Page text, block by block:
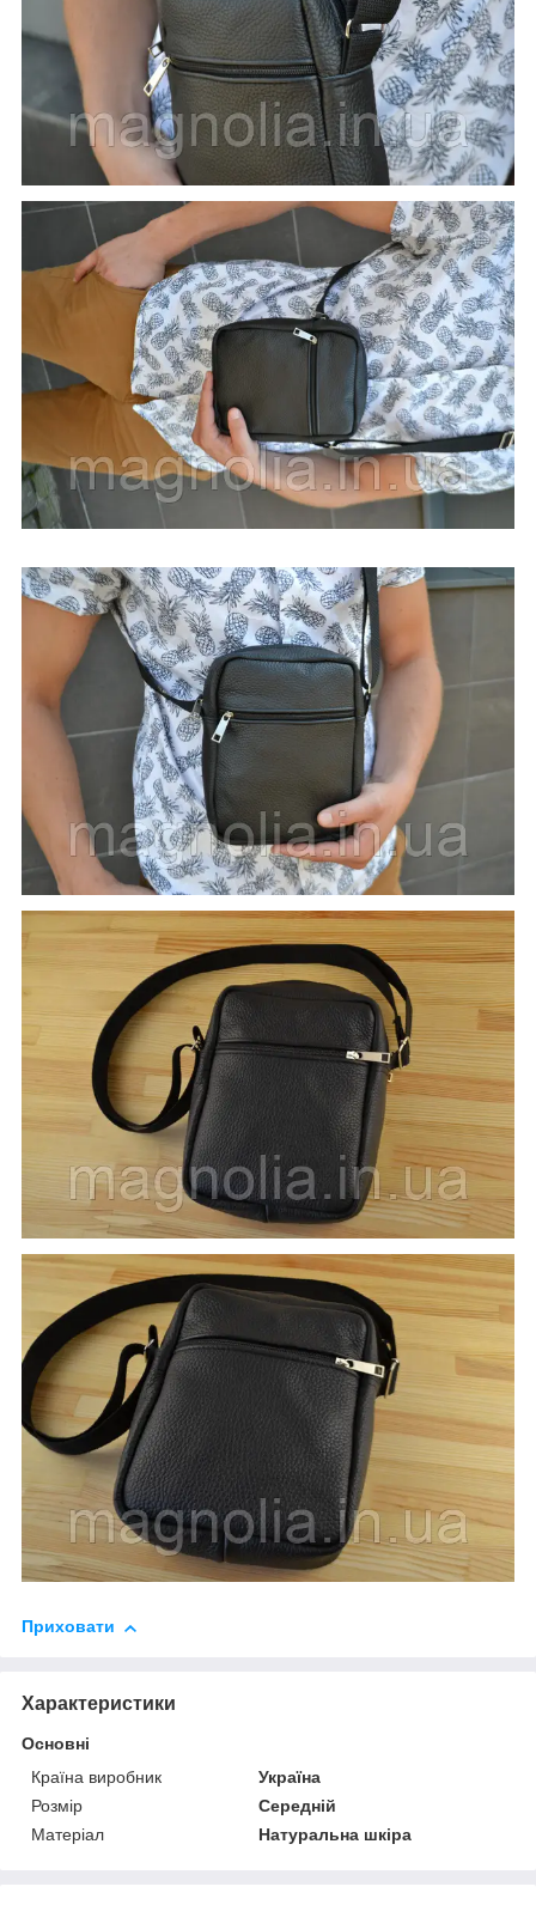
Приховати
Характеристики
Основні
Країна виробник
Україна
Розмір
Середній
Матеріал
Натуральна шкіра